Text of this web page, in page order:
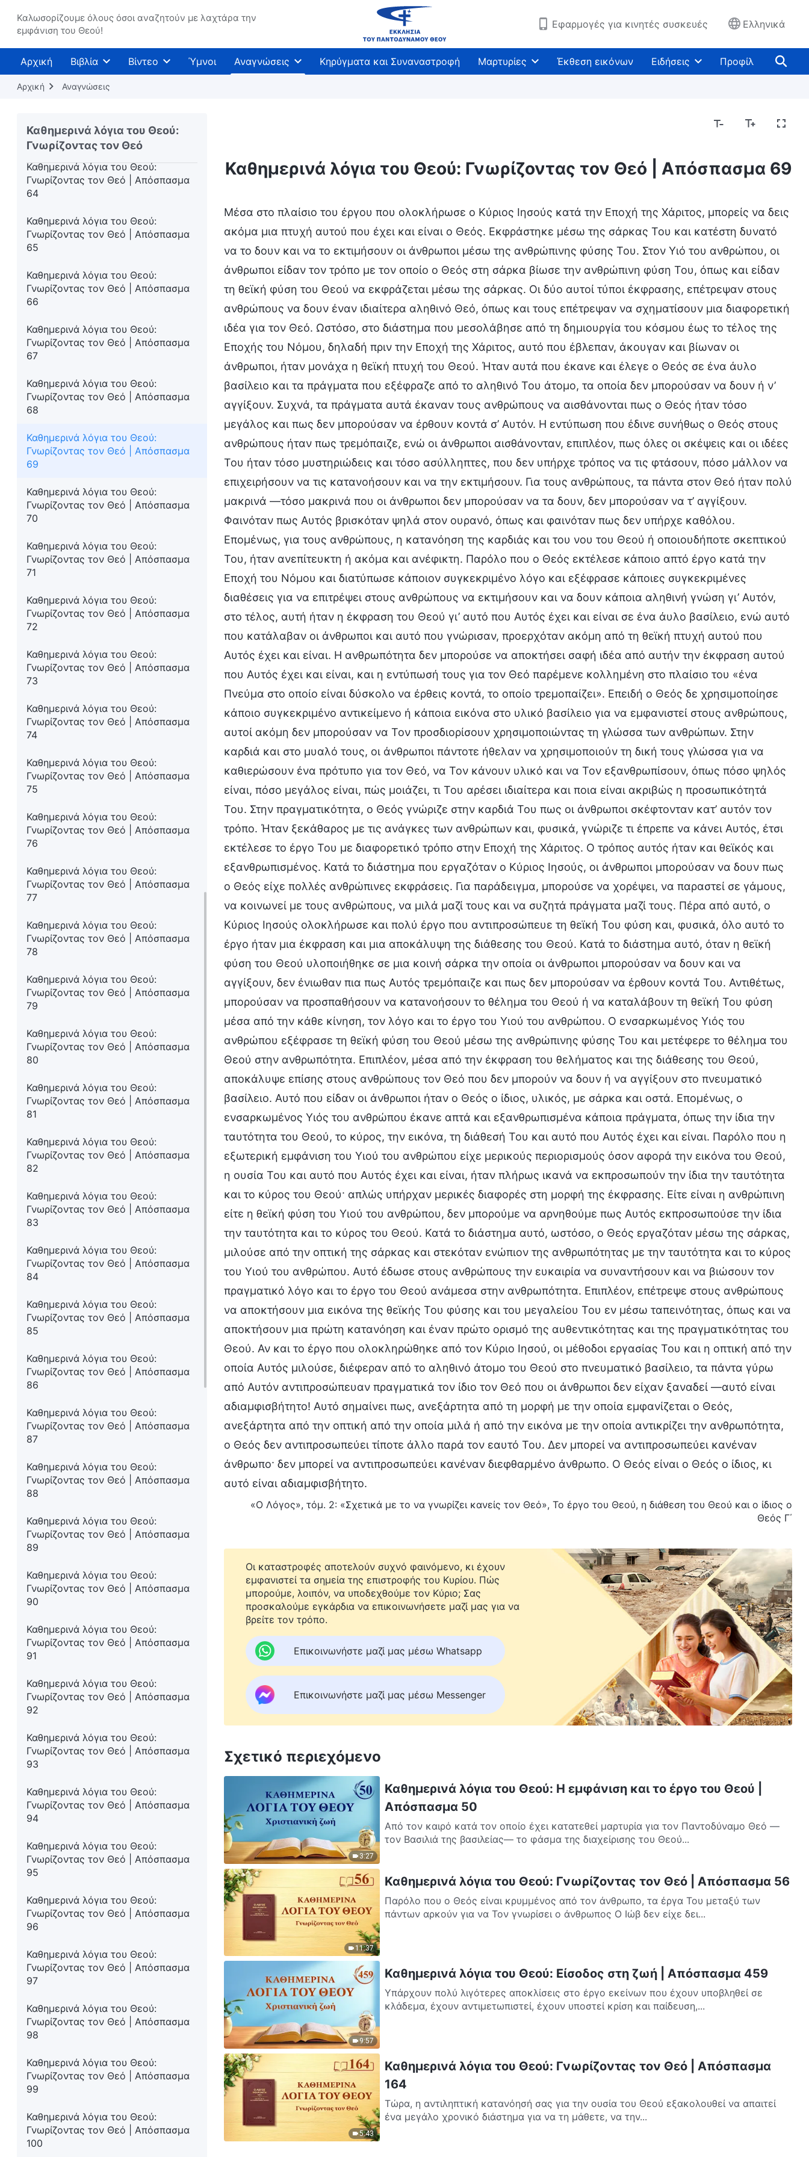
Καλωσορίζουμε όλους όσοι αναζητούν με λαχτάρα την
εμφάνιση του Θεού!
Εφαρμογές για κινητές συσκευές Ελληνικά
Αρχική Βιβλία Βίντεο Ύμνοι Αναγνώσεις Κηρύγματα και Συναναστροφή Μαρτυρίες Έκθεση εικόνων Ειδήσεις Προφίλ
Αρχική Αναγνώσεις
Καθημερινά λόγια του Θεού:
Γνωρίζοντας τον Θεό
Γνωρίζοντας τον Θεό | Απόσπασμα
61
Καθημερινά λόγια του Θεού:
Γνωρίζοντας τον Θεό | Απόσπασμα
62
Γνωρίζοντας τον Θεό | Απόσπασμα
63
Καθημερινά λόγια του Θεού:
Γνωρίζοντας τον Θεό | Απόσπασμα
64
Καθημερινά λόγια του Θεού:
Γνωρίζοντας τον Θεό | Απόσπασμα
65
Καθημερινά λόγια του Θεού:
Γνωρίζοντας τον Θεό | Απόσπασμα
66
Καθημερινά λόγια του Θεού:
Γνωρίζοντας τον Θεό | Απόσπασμα
67
Καθημερινά λόγια του Θεού:
Γνωρίζοντας τον Θεό | Απόσπασμα
68
Καθημερινά λόγια του Θεού:
Γνωρίζοντας τον Θεό | Απόσπασμα
69
Καθημερινά λόγια του Θεού:
Γνωρίζοντας τον Θεό | Απόσπασμα
70
Καθημερινά λόγια του Θεού:
Γνωρίζοντας τον Θεό | Απόσπασμα
71
Καθημερινά λόγια του Θεού:
Γνωρίζοντας τον Θεό | Απόσπασμα
72
Καθημερινά λόγια του Θεού:
Γνωρίζοντας τον Θεό | Απόσπασμα
73
Καθημερινά λόγια του Θεού:
Γνωρίζοντας τον Θεό | Απόσπασμα
74
Καθημερινά λόγια του Θεού:
Γνωρίζοντας τον Θεό | Απόσπασμα
75
Καθημερινά λόγια του Θεού:
Γνωρίζοντας τον Θεό | Απόσπασμα
76
Καθημερινά λόγια του Θεού:
Γνωρίζοντας τον Θεό | Απόσπασμα
77
Καθημερινά λόγια του Θεού:
Γνωρίζοντας τον Θεό | Απόσπασμα
78
Καθημερινά λόγια του Θεού:
Γνωρίζοντας τον Θεό | Απόσπασμα
79
Καθημερινά λόγια του Θεού:
Γνωρίζοντας τον Θεό | Απόσπασμα
80
Καθημερινά λόγια του Θεού:
Γνωρίζοντας τον Θεό | Απόσπασμα
81
Καθημερινά λόγια του Θεού:
Γνωρίζοντας τον Θεό | Απόσπασμα
82
Καθημερινά λόγια του Θεού:
Γνωρίζοντας τον Θεό | Απόσπασμα
83
Καθημερινά λόγια του Θεού:
Γνωρίζοντας τον Θεό | Απόσπασμα
84
Καθημερινά λόγια του Θεού:
Γνωρίζοντας τον Θεό | Απόσπασμα
85
Καθημερινά λόγια του Θεού:
Γνωρίζοντας τον Θεό | Απόσπασμα
86
Καθημερινά λόγια του Θεού:
Γνωρίζοντας τον Θεό | Απόσπασμα
87
Καθημερινά λόγια του Θεού:
Γνωρίζοντας τον Θεό | Απόσπασμα
88
Καθημερινά λόγια του Θεού:
Γνωρίζοντας τον Θεό | Απόσπασμα
89
Καθημερινά λόγια του Θεού:
Γνωρίζοντας τον Θεό | Απόσπασμα
90
Καθημερινά λόγια του Θεού:
Γνωρίζοντας τον Θεό | Απόσπασμα
91
Καθημερινά λόγια του Θεού:
Γνωρίζοντας τον Θεό | Απόσπασμα
92
Καθημερινά λόγια του Θεού:
Γνωρίζοντας τον Θεό | Απόσπασμα
93
Καθημερινά λόγια του Θεού:
Γνωρίζοντας τον Θεό | Απόσπασμα
94
Καθημερινά λόγια του Θεού:
Γνωρίζοντας τον Θεό | Απόσπασμα
95
Καθημερινά λόγια του Θεού:
Γνωρίζοντας τον Θεό | Απόσπασμα
96
Καθημερινά λόγια του Θεού:
Γνωρίζοντας τον Θεό | Απόσπασμα
97
Καθημερινά λόγια του Θεού:
Γνωρίζοντας τον Θεό | Απόσπασμα
98
Καθημερινά λόγια του Θεού:
Γνωρίζοντας τον Θεό | Απόσπασμα
99
Καθημερινά λόγια του Θεού:
Γνωρίζοντας τον Θεό | Απόσπασμα
100
Καθημερινά λόγια του Θεού: Γνωρίζοντας τον Θεό | Απόσπασμα 69
Μέσα στο πλαίσιο του έργου που ολοκλήρωσε ο Κύριος Ιησούς κατά την Εποχή της Χάριτος, μπορείς να δεις
ακόμα μια πτυχή αυτού που έχει και είναι ο Θεός. Εκφράστηκε μέσω της σάρκας Του και κατέστη δυνατό
να το δουν και να το εκτιμήσουν οι άνθρωποι μέσω της ανθρώπινης φύσης Του. Στον Υιό του ανθρώπου, οι
άνθρωποι είδαν τον τρόπο με τον οποίο ο Θεός στη σάρκα βίωσε την ανθρώπινη φύση Του, όπως και είδαν
τη θεϊκή φύση του Θεού να εκφράζεται μέσω της σάρκας. Οι δύο αυτοί τύποι έκφρασης, επέτρεψαν στους
ανθρώπους να δουν έναν ιδιαίτερα αληθινό Θεό, όπως και τους επέτρεψαν να σχηματίσουν μια διαφορετική
ιδέα για τον Θεό. Ωστόσο, στο διάστημα που μεσολάβησε από τη δημιουργία του κόσμου έως το τέλος της
Εποχής του Νόμου, δηλαδή πριν την Εποχή της Χάριτος, αυτό που έβλεπαν, άκουγαν και βίωναν οι
άνθρωποι, ήταν μονάχα η θεϊκή πτυχή του Θεού. Ήταν αυτά που έκανε και έλεγε ο Θεός σε ένα άυλο
βασίλειο και τα πράγματα που εξέφραζε από το αληθινό Του άτομο, τα οποία δεν μπορούσαν να δουν ή ν’
αγγίξουν. Συχνά, τα πράγματα αυτά έκαναν τους ανθρώπους να αισθάνονται πως ο Θεός ήταν τόσο
μεγάλος και πως δεν μπορούσαν να έρθουν κοντά σ’ Αυτόν. Η εντύπωση που έδινε συνήθως ο Θεός στους
ανθρώπους ήταν πως τρεμόπαιζε, ενώ οι άνθρωποι αισθάνονταν, επιπλέον, πως όλες οι σκέψεις και οι ιδέες
Του ήταν τόσο μυστηριώδεις και τόσο ασύλληπτες, που δεν υπήρχε τρόπος να τις φτάσουν, πόσο μάλλον να
επιχειρήσουν να τις κατανοήσουν και να την εκτιμήσουν. Για τους ανθρώπους, τα πάντα στον Θεό ήταν πολύ
μακρινά —τόσο μακρινά που οι άνθρωποι δεν μπορούσαν να τα δουν, δεν μπορούσαν να τ’ αγγίξουν.
Φαινόταν πως Αυτός βρισκόταν ψηλά στον ουρανό, όπως και φαινόταν πως δεν υπήρχε καθόλου.
Επομένως, για τους ανθρώπους, η κατανόηση της καρδιάς και του νου του Θεού ή οποιουδήποτε σκεπτικού
Του, ήταν ανεπίτευκτη ή ακόμα και ανέφικτη. Παρόλο που ο Θεός εκτέλεσε κάποιο απτό έργο κατά την
Εποχή του Νόμου και διατύπωσε κάποιον συγκεκριμένο λόγο και εξέφρασε κάποιες συγκεκριμένες
διαθέσεις για να επιτρέψει στους ανθρώπους να εκτιμήσουν και να δουν κάποια αληθινή γνώση γι’ Αυτόν,
στο τέλος, αυτή ήταν η έκφραση του Θεού γι’ αυτό που Αυτός έχει και είναι σε ένα άυλο βασίλειο, ενώ αυτό
που κατάλαβαν οι άνθρωποι και αυτό που γνώρισαν, προερχόταν ακόμη από τη θεϊκή πτυχή αυτού που
Αυτός έχει και είναι. Η ανθρωπότητα δεν μπορούσε να αποκτήσει σαφή ιδέα από αυτήν την έκφραση αυτού
που Αυτός έχει και είναι, και η εντύπωσή τους για τον Θεό παρέμενε κολλημένη στο πλαίσιο του «ένα
Πνεύμα στο οποίο είναι δύσκολο να έρθεις κοντά, το οποίο τρεμοπαίζει». Επειδή ο Θεός δε χρησιμοποίησε
κάποιο συγκεκριμένο αντικείμενο ή κάποια εικόνα στο υλικό βασίλειο για να εμφανιστεί στους ανθρώπους,
αυτοί ακόμη δεν μπορούσαν να Τον προσδιορίσουν χρησιμοποιώντας τη γλώσσα των ανθρώπων. Στην
καρδιά και στο μυαλό τους, οι άνθρωποι πάντοτε ήθελαν να χρησιμοποιούν τη δική τους γλώσσα για να
καθιερώσουν ένα πρότυπο για τον Θεό, να Τον κάνουν υλικό και να Τον εξανθρωπίσουν, όπως πόσο ψηλός
είναι, πόσο μεγάλος είναι, πώς μοιάζει, τι Του αρέσει ιδιαίτερα και ποια είναι ακριβώς η προσωπικότητά
Του. Στην πραγματικότητα, ο Θεός γνώριζε στην καρδιά Του πως οι άνθρωποι σκέφτονταν κατ’ αυτόν τον
τρόπο. Ήταν ξεκάθαρος με τις ανάγκες των ανθρώπων και, φυσικά, γνώριζε τι έπρεπε να κάνει Αυτός, έτσι
εκτέλεσε το έργο Του με διαφορετικό τρόπο στην Εποχή της Χάριτος. Ο τρόπος αυτός ήταν και θεϊκός και
εξανθρωπισμένος. Κατά το διάστημα που εργαζόταν ο Κύριος Ιησούς, οι άνθρωποι μπορούσαν να δουν πως
ο Θεός είχε πολλές ανθρώπινες εκφράσεις. Για παράδειγμα, μπορούσε να χορέψει, να παραστεί σε γάμους,
να κοινωνεί με τους ανθρώπους, να μιλά μαζί τους και να συζητά πράγματα μαζί τους. Πέρα από αυτό, ο
Κύριος Ιησούς ολοκλήρωσε και πολύ έργο που αντιπροσώπευε τη θεϊκή Του φύση και, φυσικά, όλο αυτό το
έργο ήταν μια έκφραση και μια αποκάλυψη της διάθεσης του Θεού. Κατά το διάστημα αυτό, όταν η θεϊκή
φύση του Θεού υλοποιήθηκε σε μια κοινή σάρκα την οποία οι άνθρωποι μπορούσαν να δουν και να
αγγίξουν, δεν ένιωθαν πια πως Αυτός τρεμόπαιζε και πως δεν μπορούσαν να έρθουν κοντά Του. Αντιθέτως,
μπορούσαν να προσπαθήσουν να κατανοήσουν το θέλημα του Θεού ή να καταλάβουν τη θεϊκή Του φύση
μέσα από την κάθε κίνηση, τον λόγο και το έργο του Υιού του ανθρώπου. Ο ενσαρκωμένος Υιός του
ανθρώπου εξέφρασε τη θεϊκή φύση του Θεού μέσω της ανθρώπινης φύσης Του και μετέφερε το θέλημα του
Θεού στην ανθρωπότητα. Επιπλέον, μέσα από την έκφραση του θελήματος και της διάθεσης του Θεού,
αποκάλυψε επίσης στους ανθρώπους τον Θεό που δεν μπορούν να δουν ή να αγγίξουν στο πνευματικό
βασίλειο. Αυτό που είδαν οι άνθρωποι ήταν ο Θεός ο ίδιος, υλικός, με σάρκα και οστά. Επομένως, ο
ενσαρκωμένος Υιός του ανθρώπου έκανε απτά και εξανθρωπισμένα κάποια πράγματα, όπως την ίδια την
ταυτότητα του Θεού, το κύρος, την εικόνα, τη διάθεσή Του και αυτό που Αυτός έχει και είναι. Παρόλο που η
εξωτερική εμφάνιση του Υιού του ανθρώπου είχε μερικούς περιορισμούς όσον αφορά την εικόνα του Θεού,
η ουσία Του και αυτό που Αυτός έχει και είναι, ήταν πλήρως ικανά να εκπροσωπούν την ίδια την ταυτότητα
και το κύρος του Θεού· απλώς υπήρχαν μερικές διαφορές στη μορφή της έκφρασης. Είτε είναι η ανθρώπινη
είτε η θεϊκή φύση του Υιού του ανθρώπου, δεν μπορούμε να αρνηθούμε πως Αυτός εκπροσωπούσε την ίδια
την ταυτότητα και το κύρος του Θεού. Κατά το διάστημα αυτό, ωστόσο, ο Θεός εργαζόταν μέσω της σάρκας,
μιλούσε από την οπτική της σάρκας και στεκόταν ενώπιον της ανθρωπότητας με την ταυτότητα και το κύρος
του Υιού του ανθρώπου. Αυτό έδωσε στους ανθρώπους την ευκαιρία να συναντήσουν και να βιώσουν τον
πραγματικό λόγο και το έργο του Θεού ανάμεσα στην ανθρωπότητα. Επιπλέον, επέτρεψε στους ανθρώπους
να αποκτήσουν μια εικόνα της θεϊκής Του φύσης και του μεγαλείου Του εν μέσω ταπεινότητας, όπως και να
αποκτήσουν μια πρώτη κατανόηση και έναν πρώτο ορισμό της αυθεντικότητας και της πραγματικότητας του
Θεού. Αν και το έργο που ολοκληρώθηκε από τον Κύριο Ιησού, οι μέθοδοι εργασίας Του και η οπτική από την
οποία Αυτός μιλούσε, διέφεραν από το αληθινό άτομο του Θεού στο πνευματικό βασίλειο, τα πάντα γύρω
από Αυτόν αντιπροσώπευαν πραγματικά τον ίδιο τον Θεό που οι άνθρωποι δεν είχαν ξαναδεί —αυτό είναι
αδιαμφισβήτητο! Αυτό σημαίνει πως, ανεξάρτητα από τη μορφή με την οποία εμφανίζεται ο Θεός,
ανεξάρτητα από την οπτική από την οποία μιλά ή από την εικόνα με την οποία αντικρίζει την ανθρωπότητα,
ο Θεός δεν αντιπροσωπεύει τίποτε άλλο παρά τον εαυτό Του. Δεν μπορεί να αντιπροσωπεύει κανέναν
άνθρωπο· δεν μπορεί να αντιπροσωπεύει κανέναν διεφθαρμένο άνθρωπο. Ο Θεός είναι ο Θεός ο ίδιος, κι
αυτό είναι αδιαμφισβήτητο.
«Ο Λόγος», τόμ. 2: «Σχετικά με το να γνωρίζει κανείς τον Θεό», Το έργο του Θεού, η διάθεση του Θεού και ο ίδιος ο
Θεός Γ΄
Οι καταστροφές αποτελούν συχνό φαινόμενο, κι έχουν
εμφανιστεί τα σημεία της επιστροφής του Κυρίου. Πώς
μπορούμε, λοιπόν, να υποδεχθούμε τον Κύριο; Σας
προσκαλούμε εγκάρδια να επικοινωνήσετε μαζί μας για να
βρείτε τον τρόπο.
Επικοινωνήστε μαζί μας μέσω Whatsapp
Επικοινωνήστε μαζί μας μέσω Messenger
Σχετικό περιεχόμενο
3:27
Καθημερινά λόγια του Θεού: Η εμφάνιση και το έργο του Θεού |
Απόσπασμα 50
Από τον καιρό κατά τον οποίο έχει κατατεθεί μαρτυρία για τον Παντοδύναμο Θεό —
τον Βασιλιά της βασιλείας— το φάσμα της διαχείρισης του Θεού...
11:37
Καθημερινά λόγια του Θεού: Γνωρίζοντας τον Θεό | Απόσπασμα 56
Παρόλο που ο Θεός είναι κρυμμένος από τον άνθρωπο, τα έργα Του μεταξύ των
πάντων αρκούν για να Τον γνωρίσει ο άνθρωπος Ο Ιώβ δεν είχε δει...
9:57
Καθημερινά λόγια του Θεού: Είσοδος στη ζωή | Απόσπασμα 459
Υπάρχουν πολύ λιγότερες αποκλίσεις στο έργο εκείνων που έχουν υποβληθεί σε
κλάδεμα, έχουν αντιμετωπιστεί, έχουν υποστεί κρίση και παίδευση,...
5:43
Καθημερινά λόγια του Θεού: Γνωρίζοντας τον Θεό | Απόσπασμα
164
Τώρα, η αντιληπτική κατανόησή σας για την ουσία του Θεού εξακολουθεί να απαιτεί
ένα μεγάλο χρονικό διάστημα για να τη μάθετε, να την...